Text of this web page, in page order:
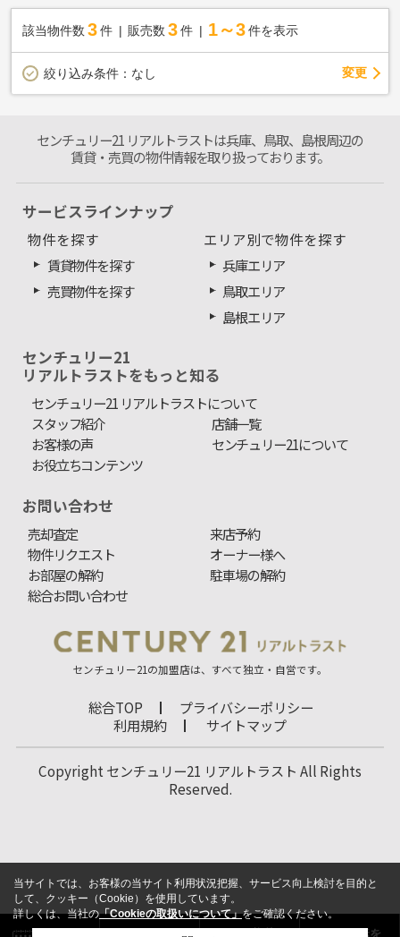
該当物件数 3件 販売数 3 件 1～3 件を表示
絞り込み条件： なし 変更
センチュリー21 リアルトラストは兵庫、鳥取、島根周辺の
賃貸・売買の物件情報を取り扱っております。
サービスラインナップ
物件を探す
賃貸物件を探す
売買物件を探す
エリア別で物件を探す
兵庫エリア
鳥取エリア
島根エリア
センチュリー21
リアルトラストをもっと知る
センチュリー21 リアルトラストについて
スタッフ紹介
店舗一覧
お客様の声
センチュリー21について
お役立ちコンテンツ
お問い合わせ
売却査定
来店予約
物件リクエスト
オーナー様へ
お部屋の解約
駐車場の解約
総合お問い合わせ
センチュリー21の加盟店は、すべて独立・自営です。
総合TOP
プライバシーポリシー
利用規約
サイトマップ
Copyright センチュリー21 リアルトラスト All Rights
Reserved.
当サイトでは、お客様の当サイト利用状況把握、サービス向上検討を目的と
して、クッキー（Cookie）を使用しています。
詳しくは、当社の「Cookieの取扱いについて」をご確認ください。